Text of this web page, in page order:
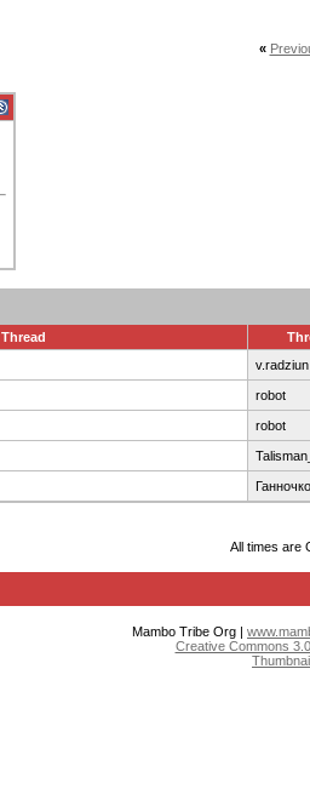
«
Thread
v.radziun
robot
robot
All times are
Mambo Tribe Org |
Creative Commons